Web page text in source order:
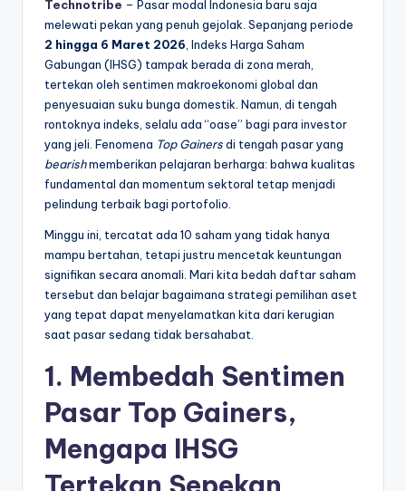
Technotribe – Pasar modal Indonesia baru saja
melewati pekan yang penuh gejolak. Sepanjang periode
2 hingga 6 Maret 2026 , Indeks Harga Saham
Gabungan (IHSG) tampak berada di zona merah,
tertekan oleh sentimen makroekonomi global dan
penyesuaian suku bunga domestik. Namun, di tengah
rontoknya indeks, selalu ada “oase” bagi para investor
yang jeli. Fenomena Top Gainersdi tengah pasar yang
bearishmemberikan pelajaran berharga: bahwa kualitas
fundamental dan momentum sektoral tetap menjadi
pelindung terbaik bagi portofolio.
Minggu ini, tercatat ada 10 saham yang tidak hanya
mampu bertahan, tetapi justru mencetak keuntungan
signifikan secara anomali. Mari kita bedah daftar saham
tersebut dan belajar bagaimana strategi pemilihan aset
yang tepat dapat menyelamatkan kita dari kerugian
saat pasar sedang tidak bersahabat.
1. Membedah Sentimen
Pasar Top Gainers,
Mengapa IHSG